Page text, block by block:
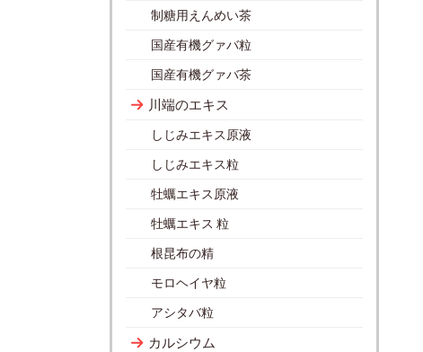
制糖用えんめい茶
国産有機グァバ粒
国産有機グァバ茶
川端のエキス
しじみエキス原液
しじみエキス粒
牡蠣エキス原液
牡蠣エキス 粒
根昆布の精
モロヘイヤ粒
アシタバ粒
カルシウム